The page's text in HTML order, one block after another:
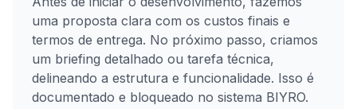
uma proposta clara com os custos finais e
termos de entrega. No próximo passo, criamos
um briefing detalhado ou tarefa técnica,
delineando a estrutura e funcionalidade. Isso é
documentado e bloqueado no sistema BIYRO.